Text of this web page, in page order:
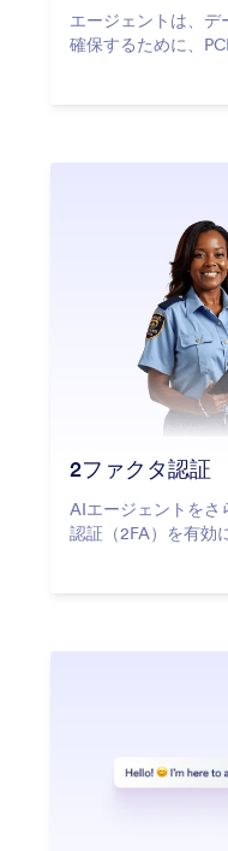
エージェントは、デ
確保するために、
2ファクタ認証
AIエージェントをさ
認証（2FA）を有効